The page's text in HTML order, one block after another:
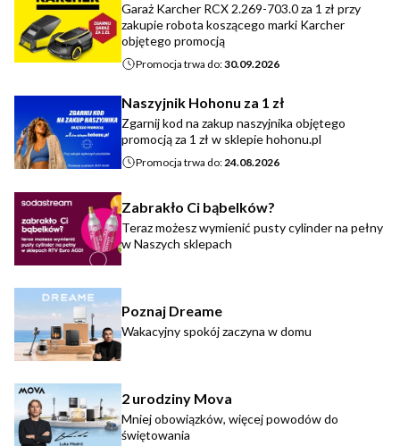
Garaż Karcher RCX 2.269-703.0 za 1 zł przy
zakupie robota koszącego marki Karcher
objętego promocją
Promocja trwa do:30.09.2026
Naszyjnik Hohonu za 1 zł
Zgarnij kod na zakup naszyjnika objętego
promocją za 1 zł w sklepie hohonu.pl
Promocja trwa do:24.08.2026
Zabrakło Ci bąbelków?
Teraz możesz wymienić pusty cylinder na pełny
w Naszych sklepach
Poznaj Dreame
Wakacyjny spokój zaczyna w domu
2 urodziny Mova
Mniej obowiązków, więcej powodów do
świętowania